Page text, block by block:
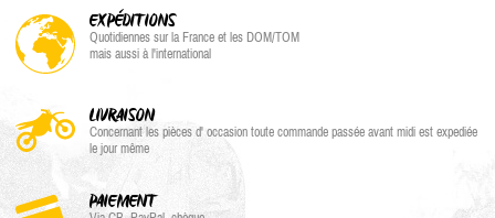
EXPÉDITIONS
Quotidiennes sur la France et les DOM/TOM
mais aussi à l'international
LIVRAISON
Concernant les pièces d' occasion toute commande passée avant midi est expediée
le jour même
PAIEMENT